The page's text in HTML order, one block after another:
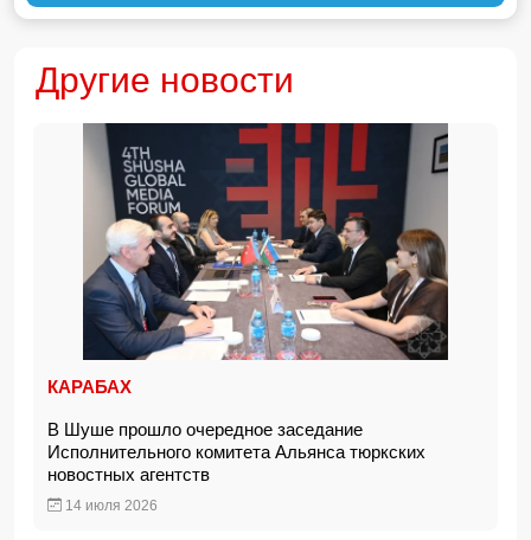
Другие новости
КАРАБАХ
В Шуше прошло очередное заседание
Исполнительного комитета Альянса тюркских
новостных агентств
14 июля 2026